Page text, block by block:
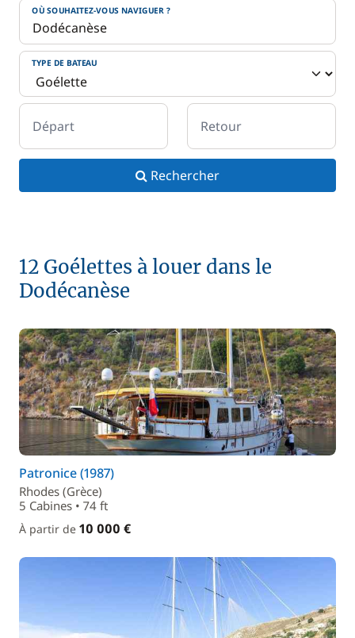
OÙ SOUHAITEZ-VOUS NAVIGUER ?
TYPE DE BATEAU
Départ Retour
Rechercher
12 Goélettes à louer dans le
Dodécanèse
Patronice (1987)
Rhodes (Grèce)
5 Cabines • 74 ft
À partir de 10 000 €